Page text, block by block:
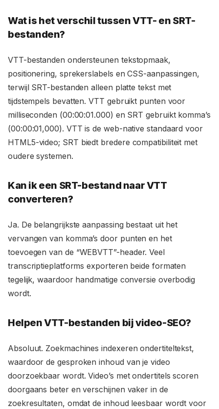
Wat is het verschil tussen VTT- en SRT-
bestanden?
VTT-bestanden ondersteunen tekstopmaak,
positionering, sprekerslabels en CSS-aanpassingen,
terwijl SRT-bestanden alleen platte tekst met
tijdstempels bevatten. VTT gebruikt punten voor
milliseconden (00:00:01.000) en SRT gebruikt komma’s
(00:00:01,000). VTT is de web-native standaard voor
HTML5-video; SRT biedt bredere compatibiliteit met
oudere systemen.
Kan ik een SRT-bestand naar VTT
converteren?
Ja. De belangrijkste aanpassing bestaat uit het
vervangen van komma’s door punten en het
toevoegen van de “WEBVTT”-header. Veel
transcriptieplatforms exporteren beide formaten
tegelijk, waardoor handmatige conversie overbodig
wordt.
Helpen VTT-bestanden bij video-SEO?
Absoluut. Zoekmachines indexeren ondertiteltekst,
waardoor de gesproken inhoud van je video
doorzoekbaar wordt. Video’s met ondertitels scoren
doorgaans beter en verschijnen vaker in de
zoekresultaten, omdat de inhoud leesbaar wordt voor